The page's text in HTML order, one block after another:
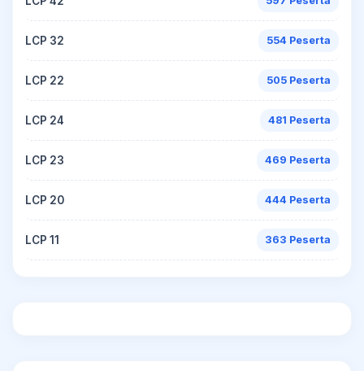
LCP 32 554 Peserta
LCP 22 505 Peserta
LCP 24 481 Peserta
LCP 23 469 Peserta
LCP 20 444 Peserta
LCP 11 363 Peserta